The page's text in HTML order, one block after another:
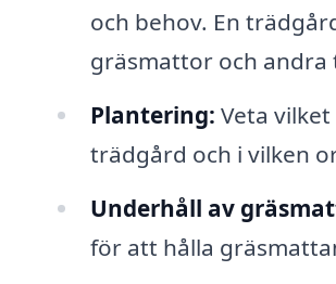
och behov. En
gräsmattor och
Plantering: Veta
trädgård och i vilken
Underhåll av
för att hålla